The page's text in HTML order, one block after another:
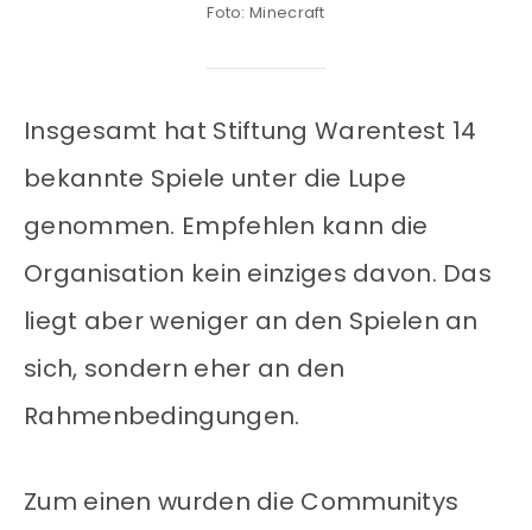
Foto: Minecraft
Insgesamt hat Stiftung Warentest 14
bekannte Spiele unter die Lupe
genommen. Empfehlen kann die
Organisation kein einziges davon. Das
liegt aber weniger an den Spielen an
sich, sondern eher an den
Rahmenbedingungen.
Zum einen wurden die Communitys